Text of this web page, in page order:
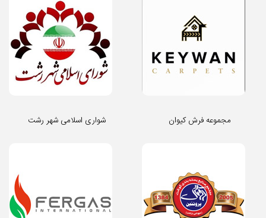
شواری اسلامی شهر رشت مجموعه فرش کیوان